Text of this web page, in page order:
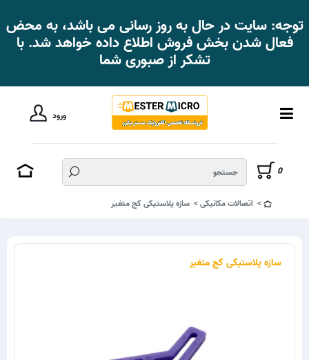
توجه: سایت در حال به روز رسانی می باشد، به محض
فعال شدن بخش فروش اطلاع داده خواهد شد. با
تشکر از صبوری شما
ورود
0
اتصالات مکانیکی سازه پلاستیکی کج متغیر
سازه پلاستیکی کج متغیر